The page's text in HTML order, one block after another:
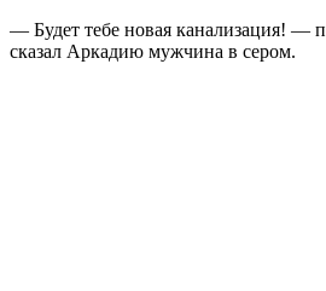
— Будет тебе новая канализация! —
сказал Аркадию мужчина в сером.